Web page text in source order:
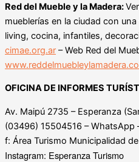
Red del Mueble y la Madera:
mueblerías en la ciudad con
living, cocina, infantiles,
cimae.org.ar – Web Red del
OFICINA DE INFORMES
Av. Maipú 2735 – Esperanza
(03496) 15504516 – WhatsApp
f: Área Turismo Municipalidad
Instagram: Esperanza Turismo